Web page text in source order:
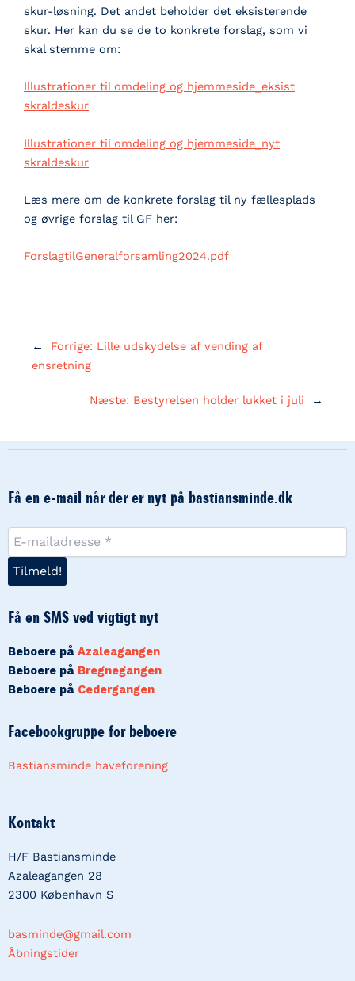
skur-løsning. Det andet beholder det eksisterende
skur. Her kan du se de to konkrete forslag, som vi
skal stemme om:
Illustrationer til omdeling og hjemmeside_eksist
skraldeskur
Illustrationer til omdeling og hjemmeside_nyt
skraldeskur
Læs mere om de konkrete forslag til ny fællesplads
og øvrige forslag til GF her:
ForslagtilGeneralforsamling2024.pdf
← Forrige: Lille udskydelse af vending af
ensretning
Næste: Bestyrelsen holder lukket i juli →
Få en e-mail når der er nyt på bastiansminde.dk
Få en SMS ved vigtigt nyt
Beboere på Azaleagangen
Beboere på Bregnegangen
Beboere på Cedergangen
Facebookgruppe for beboere
Bastiansminde haveforening
Kontakt
H/F Bastiansminde
Azaleagangen 28
2300 København S
basminde@gmail.com
Åbningstider